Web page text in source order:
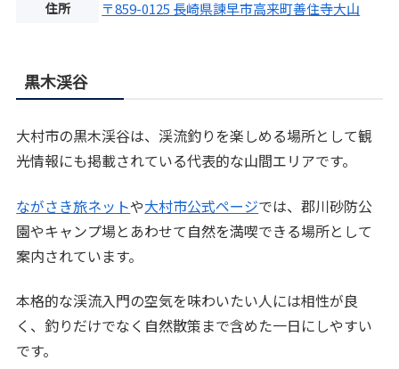
住所 〒859-0125 長崎県諫早市高来町善住寺大山
黒木渓谷
大村市の黒木渓谷は、渓流釣りを楽しめる場所として観
光情報にも掲載されている代表的な山間エリアです。
ながさき旅ネットや大村市公式ページでは、郡川砂防公
園やキャンプ場とあわせて自然を満喫できる場所として
案内されています。
本格的な渓流入門の空気を味わいたい人には相性が良
く、釣りだけでなく自然散策まで含めた一日にしやすい
です。